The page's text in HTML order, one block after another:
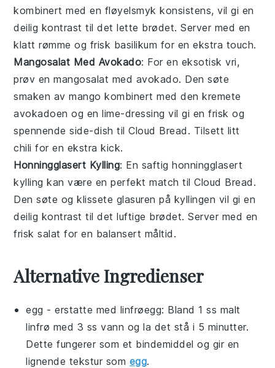
kombinert med en fløyelsmyk konsistens, vil gi en
deilig kontrast til det lette brødet. Server med en
klatt rømme og frisk basilikum for en ekstra touch.
Mangosalat Med Avokado: For en eksotisk vri,
prøv enmangosalat med avokado. Den søte
smaken av mango kombinert med den kremete
avokadoen og en lime-dressing vil gi en frisk og
spennende side-dish tilCloud Bread . Tilsett litt
chili for en ekstra kick.
Honningglasert Kylling: En saftighonningglasert
kylling kan være en perfekt match tilCloud Bread .
Den søte og klissete glasuren på kyllingen vil gi en
deilig kontrast til det luftige brødet. Server med en
frisk salat for en balansert måltid.
Alternative Ingredienser
egg - erstatte med linfrøegg: Bland 1 ss malt
linfrø med 3 ss vann og la det stå i 5 minutter.
Dette fungerer som et bindemiddel og gir en
lignende tekstur som egg.